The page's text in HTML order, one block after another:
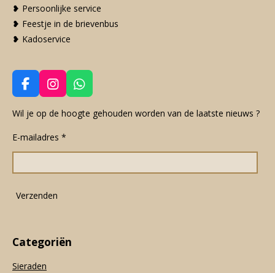
❥ Persoonlijke service
❥ Feestje in de brievenbus
❥ Kadoservice
F
a
c
b
o
I
n
s
a
g
m
W
h
a
A
Wil je op de hoogte gehouden worden van de laatste nieuws ?
E-mailadres *
Verzenden
Categoriën
Sieraden